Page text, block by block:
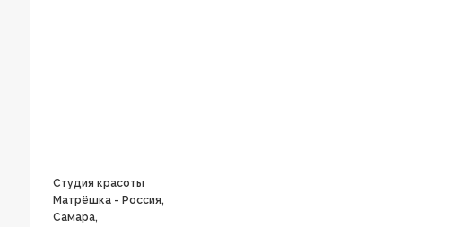
Студия красоты
Матрёшка - Россия,
Самара,